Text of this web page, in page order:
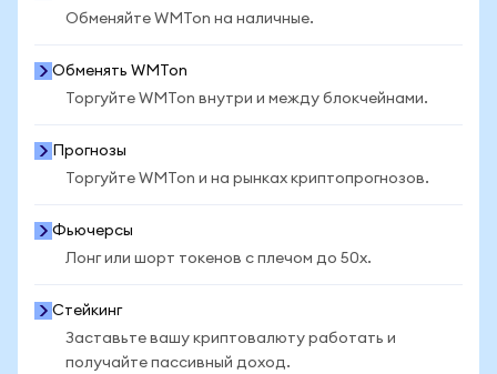
Обменяйте WMTon на наличные.
Обменять WMTon
Торгуйте WMTon внутри и между блокчейнами.
Прогнозы
Торгуйте WMTon и на рынках криптопрогнозов.
Фьючерсы
Лонг или шорт токенов с плечом до 50x.
Стейкинг
Заставьте вашу криптовалюту работать и
получайте пассивный доход.